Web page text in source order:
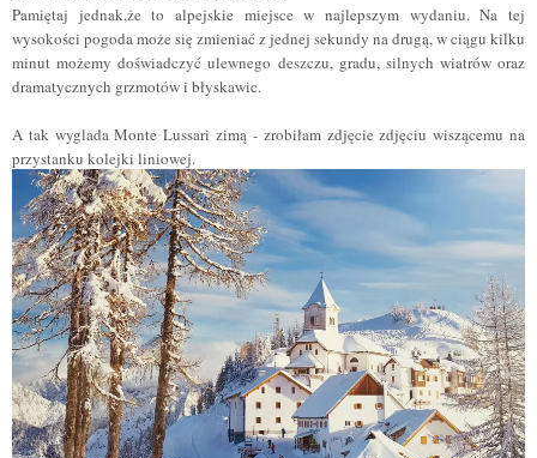
Pamiętaj jednak,że to alpejskie miejsce w najlepszym wydaniu. Na tej
wysokości pogoda może się zmieniać z jednej sekundy na drugą, w ciągu kilku
minut możemy doświadczyć ulewnego deszczu, gradu, silnych wiatrów oraz
dramatycznych grzmotów i błyskawic.
A tak wyglada Monte Lussari zimą - zrobiłam zdjęcie zdjęciu wiszącemu na
przystanku kolejki liniowej.